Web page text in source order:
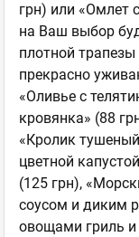
грн) или «Омлет
на Ваш выбор
плотной
прекрасно
«Оливье с
кровянка» (88
«Кролик
цветной
(125 грн),
соусом и диким
овощами гриль